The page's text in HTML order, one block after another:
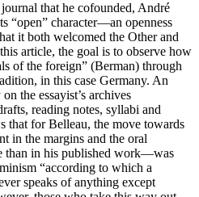
that he cofounded, André
“open” character—an openness
it both welcomed the Other and
article, the goal is to observe how
of the foreign” (Berman) through
in this case Germany. An
the essayist’s archives
reading notes, syllabi and
that for Belleau, the move towards
in the margins and the oral
than in his published work—was
“according to which a
speaks of anything except